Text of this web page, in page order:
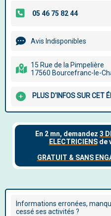
Avis Indisponibles
15 Rue de la Pimpelière
17560 Bourcefranc-le-
PLUS D'INFOS SUR CET
Informations erronées,
cessé ses activités ?